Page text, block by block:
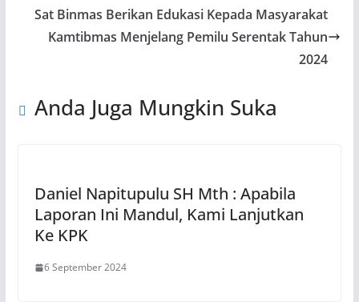
Sat Binmas Berikan Edukasi Kepada Masyarakat
Kamtibmas Menjelang Pemilu Serentak Tahun
2024
Anda Juga Mungkin Suka
Daniel Napitupulu SH Mth : Apabila
Laporan Ini Mandul, Kami Lanjutkan
Ke KPK
6 September 2024